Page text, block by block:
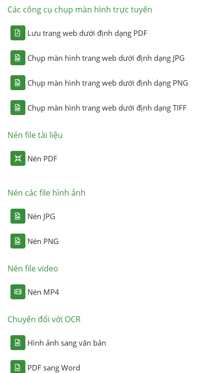
Các công cụ chụp màn hình trực tuyến
Lưu trang web dưới định dạng PDF
Chụp màn hình trang web dưới định dạng JPG
Chụp màn hình trang web dưới định dạng PNG
Chụp màn hình trang web dưới định dạng TIFF
Nén file tài liệu
Nén PDF
Nén các file hình ảnh
Nén JPG
Nén PNG
Nén file video
Nén MP4
Chuyển đổi với OCR
Hình ảnh sang văn bản
PDF sang Word